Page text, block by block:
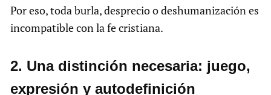
Por eso, toda burla, desprecio o deshumanización es
incompatible con la fe cristiana.
2.⁠ ⁠Una distinción necesaria: juego,
expresión y autodefinición